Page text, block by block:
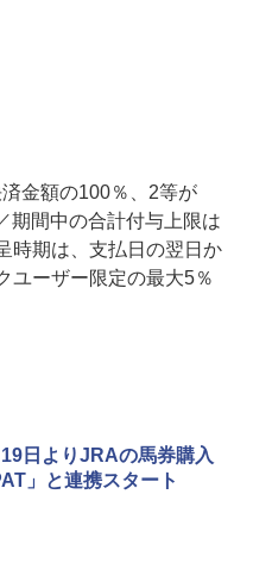
金額の100％、2等が
期間中の合計付与上限は
時期は、支払日の翌日か
ユーザー限定の最大5％
日よりJRAの馬券購入
」と連携スタート